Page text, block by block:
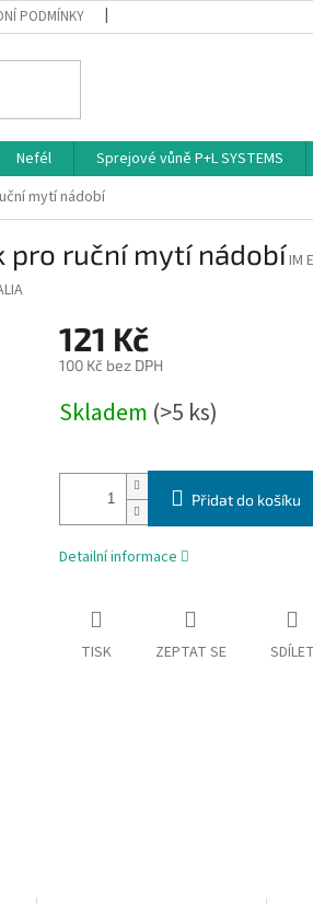
PODMÍNKY
Nefél Sprejové vůně P+L SYSTEMS
mytí nádobí
pro ruční mytí nádobíIM
121 Kč
100 Kč bez DPH
cena:
Skladem (>5 ks)
Přidat do košíku
Detailní informace
TISK ZEPTAT SE SDÍLET